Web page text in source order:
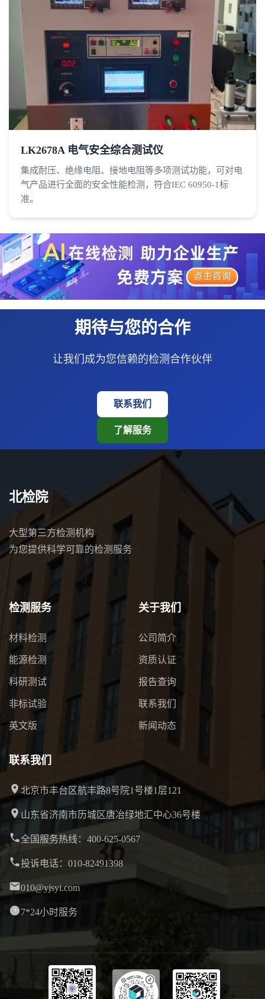
LK2678A 电气安全综合测试仪
集成耐压、绝缘电阻、接地电阻等多项测试功能，可对电
气产品进行全面的安全性能检测，符合IEC 60950-1标
准。
期待与您的合作
让我们成为您信赖的检测合作伙伴
联系我们
了解服务
北检院
大型第三方检测机构
为您提供科学可靠的检测服务
检测服务
材料检测
能源检测
科研测试
非标试验
英文版
关于我们
公司简介
资质认证
报告查询
联系我们
新闻动态
联系我们
北京市丰台区航丰路8号院1号楼1层121
山东省济南市历城区唐冶绿地汇中心36号楼
全国服务热线：400-625-0567
投诉电话：010-82491398
010@yjsyi.com
7*24小时服务